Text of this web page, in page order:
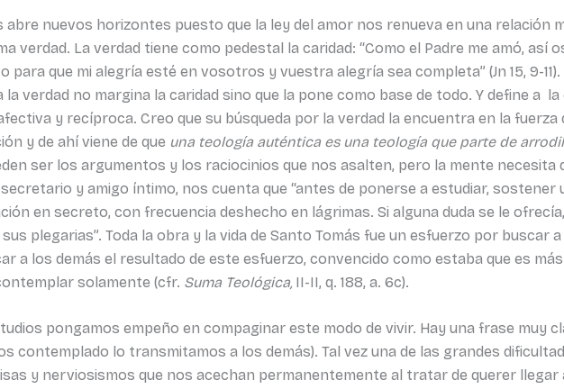
nuevos horizontes puesto que la ley del amor nos renueva en una relación
verdad. La verdad tiene como pedestal la caridad: “Como el Padre me amó, así
para que mi alegría esté en vosotros y vuestra alegría sea completa” (Jn 15, 9-
verdad no margina la caridad sino que la pone como base de todo. Y define a la
y recíproca. Creo que su búsqueda por la verdad la encuentra en la fuerza
y de ahí viene de que una teología auténtica es una teología que parte de
ser los argumentos y los raciocinios que nos asalten, pero la mente necesita
y amigo íntimo, nos cuenta que “antes de ponerse a estudiar, sostener
en secreto, con frecuencia deshecho en lágrimas. Si alguna duda se le
plegarias”. Toda la obra y la vida de Santo Tomás fue un esfuerzo por buscar
a los demás el resultado de este esfuerzo, convencido como estaba que es
solamente (cfr. Suma Teológica, II-II, q. 188, a. 6c).
pongamos empeño en compaginar este modo de vivir. Hay una frase muy
contemplado lo transmitamos a los demás). Tal vez una de las grandes
y nerviosismos que nos acechan permanentemente al tratar de querer llegar